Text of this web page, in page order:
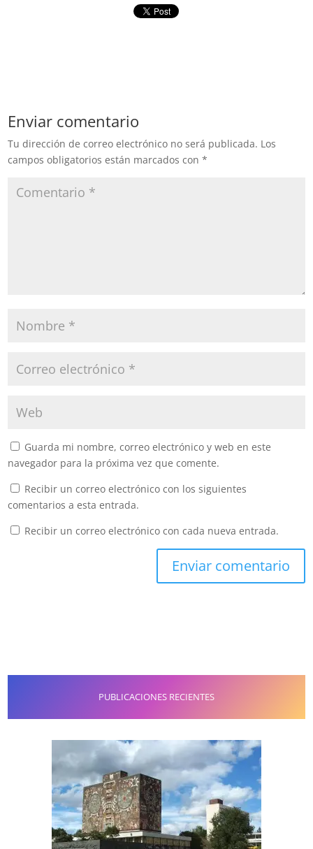
Enviar comentario
Tu dirección de correo electrónico no será publicada. Los
campos obligatorios están marcados con*
Guarda mi nombre, correo electrónico y web en este
navegador para la próxima vez que comente.
Recibir un correo electrónico con los siguientes
comentarios a esta entrada.
Recibir un correo electrónico con cada nueva entrada.
PUBLICACIONES RECIENTES